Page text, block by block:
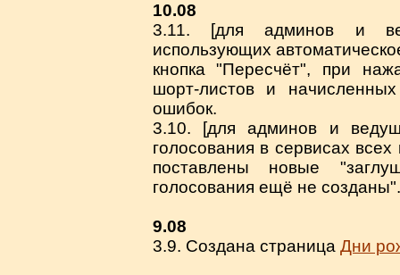
10.08
3.11. [для админов и
использующих
кнопка "Пересчёт", при
шорт-листов и
ошибок.
3.10. [для админов и
голосования в сервисах
поставлены новые
голосования ещё не созданы".
9.08
3.9. Создана страница Дни